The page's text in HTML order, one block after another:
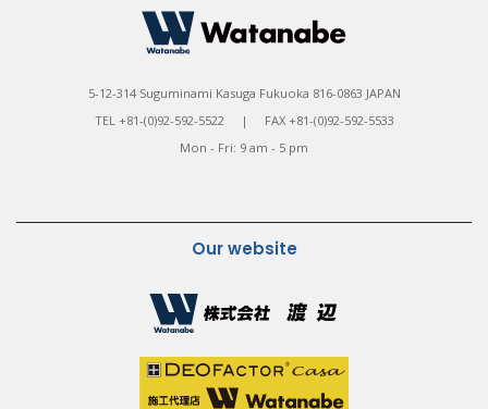
5-12-314 Suguminami Kasuga Fukuoka 816-0863 JAPAN
TEL +81-(0)92-592-5522 | FAX +81-(0)92-592-5533
Mon - Fri: 9 am - 5 pm
Our website